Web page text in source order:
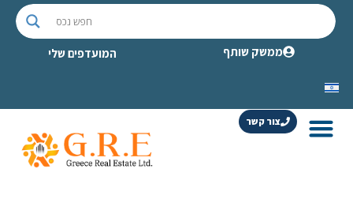
ממשק שותף המועדפים שלי
צור קשר